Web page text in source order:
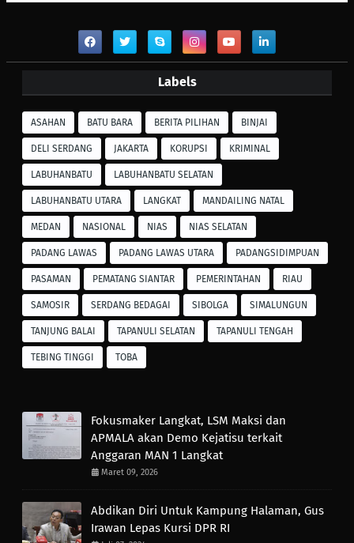
Labels
ASAHAN BATU BARA BERITA PILIHAN BINJAI
DELI SERDANG JAKARTA KORUPSI KRIMINAL
LABUHANBATU LABUHANBATU SELATAN
LABUHANBATU UTARA LANGKAT MANDAILING NATAL
MEDAN NASIONAL NIAS NIAS SELATAN
PADANG LAWAS PADANG LAWAS UTARA PADANGSIDIMPUAN
PASAMAN PEMATANG SIANTAR PEMERINTAHAN RIAU
SAMOSIR SERDANG BEDAGAI SIBOLGA SIMALUNGUN
TANJUNG BALAI TAPANULI SELATAN TAPANULI TENGAH
TEBING TINGGI TOBA
Fokusmaker Langkat, LSM Maksi dan
APMALA akan Demo Kejatisu terkait
Anggaran MAN 1 Langkat
Maret 09, 2026
Abdikan Diri Untuk Kampung Halaman, Gus
Irawan Lepas Kursi DPR RI